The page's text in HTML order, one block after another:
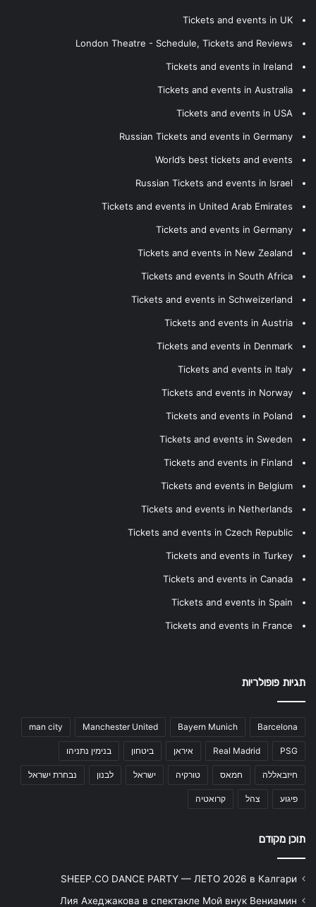
Tickets and events in UK
London Theatre - Schedule, Tickets and Reviews
Tickets and events in Ireland
Tickets and events in Australia
Tickets and events in USA
Russian Tickets and events in Germany
World’s best tickets and events
Russian Tickets and events in Israel
Tickets and events in United Arab Emirates
Tickets and events in Germany
Tickets and events in New Zealand
Tickets and events in South Africa
Tickets and events in Schweizerland
Tickets and events in Austria
Tickets and events in Denmark
Tickets and events in Italy
Tickets and events in Norway
Tickets and events in Poland
Tickets and events in Sweden
Tickets and events in Finland
Tickets and events in Belgium
Tickets and events in Netherlands
Tickets and events in Czech Republic
Tickets and events in Turkey
Tickets and events in Canada
Tickets and events in Spain
Tickets and events in France
תגיות פופולריות
Barcelona
Bayern Munich
Manchester United
man city
PSG
Real Madrid איראן ביטחון בנימין נתניהו
חיזבאללה חמאס טורקיה ישראל לבנון נבחרת ישראל
פיגוע צהל קרואטיה
תוכן מקודם
SHEEP.CO DANCE PARTY — ЛЕТО 2026 в Калгари
Лия Ахеджакова в спектакле Мой внук Вениамин